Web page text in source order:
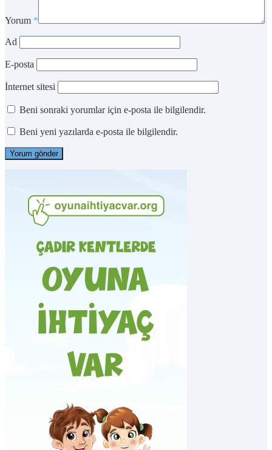
Yorum *
Ad
E-posta
İnternet sitesi
Beni sonraki yorumlar için e-posta ile bilgilendir.
Beni yeni yazılarda e-posta ile bilgilendir.